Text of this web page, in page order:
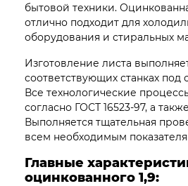
бытовой техники.
отлично подходит для
оборудования и стиральных
Изготовление листа
соответствующих станках под
Все технологические
согласно ГОСТ 16523-97, а
Выполняется тщательная
всем необходимым
Главные
оцинкованного 1,9: